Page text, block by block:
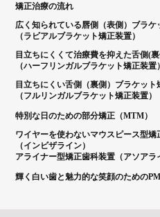
矯正治療の流れ
広く知られている唇側（表側）ブラケ
（ラビアルブラケット矯正装置）
目立ちにくくて治療費を抑えた舌側(
（ハーフリンガルブラケット矯正装置）
目立ちにくい舌側（裏側）ブラケット
（フルリンガルブラケット矯正装置）
特別な日のための部分矯正（MTM）
ワイヤーを使わないマウスピース型矯
（インビザライン）
アライナー型矯正歯科装置（アソアラ
輝く白い歯と魅力的な笑顔のための